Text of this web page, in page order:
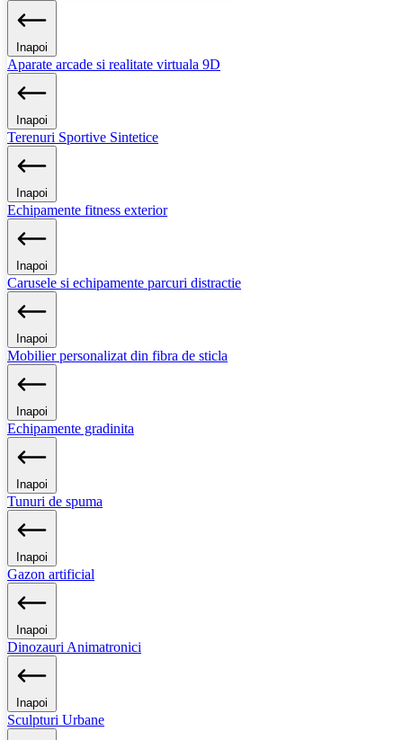
Inapoi
Aparate arcade si realitate virtuala 9D
Inapoi
Terenuri Sportive Sintetice
Inapoi
Echipamente fitness exterior
Inapoi
Carusele si echipamente parcuri distractie
Inapoi
Mobilier personalizat din fibra de sticla
Inapoi
Echipamente gradinita
Inapoi
Tunuri de spuma
Inapoi
Gazon artificial
Inapoi
Dinozauri Animatronici
Inapoi
Sculpturi Urbane